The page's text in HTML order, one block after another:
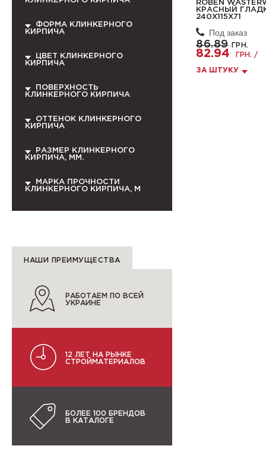
ФОРМА КЛИНКЕРНОГО
КИРПИЧА
ЦВЕТ КЛИНКЕРНОГО
КИРПИЧА
ПОВЕРХНОСТЬ
КЛИНКЕРНОГО КИРПИЧА
ОТТЕНОК КЛИНКЕРНОГО
КИРПИЧА
РАЗМЕР КЛИНКЕРНОГО
КИРПИЧА, ММ.
МАРКА ПРОЧНОСТИ
КЛИНКЕРНОГО КИРПИЧА, М
НАШИ ПРЕИМУЩЕСТВА
РАБОТАЕМ ПО ВСЕЙ
УКРАИНЕ
12 ЛЕТ НА РЫНКЕ
СТРОЙМАТЕРИАЛОВ
БОЛЕЕ 100 БРЕНДОВ
В КАТАЛОГЕ
ROBEN
КРАСНЫЙ
240Х115Х71
Под заказ
86.89 ГРН.
82.94 ГРН. /
ЗА ШТУКУ